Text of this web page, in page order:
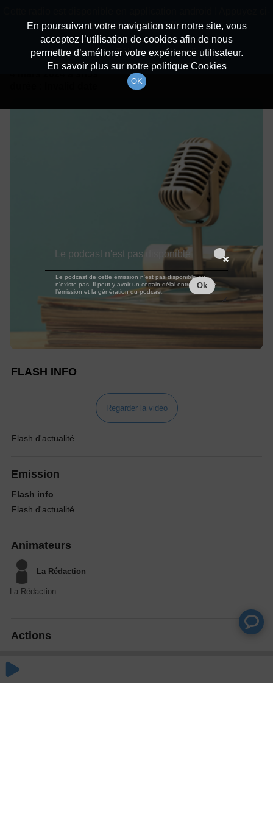
Détails De L'épisode
à 9h59
FLASH INFO
Regarder la vidéo
Flash d'actualité.
Emission
Flash info
Flash d'actualité.
Animateurs
La Rédaction
La Rédaction
Actions
En poursuivant votre navigation sur notre site, vous
acceptez l’utilisation de cookies afin de nous
permettre d’améliorer votre expérience utilisateur.
En savoir plus sur notre politique Cookies
OK
dessous pour l'installer.
Non merci Télécharger l'application
Le podcast n'est pas disponible
Le podcast de cette émission n'est pas disponible ou
n'existe pas. Il peut y avoir un certain délai entre la fin de
l'émission et la génération du podcast.
Ok